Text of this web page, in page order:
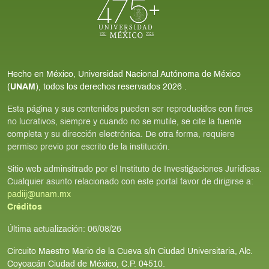
Hecho en México, Universidad Nacional Autónoma de México
( UNAM ), todos los derechos reservados 2026 .
Esta página y sus contenidos pueden ser reproducidos con fines
no lucrativos, siempre y cuando no se mutile, se cite la fuente
completa y su dirección electrónica. De otra forma, requiere
permiso previo por escrito de la institución.
Sitio web adminsitrado por el Instituto de Investigaciones Jurídicas.
Cualquier asunto relacionado con este portal favor de dirigirse a:
padiij@unam.mx
Créditos
Última actualización: 06/08/26
Circuito Maestro Mario de la Cueva s/n Ciudad Universitaria, Alc.
Coyoacán Ciudad de México, C.P. 04510.